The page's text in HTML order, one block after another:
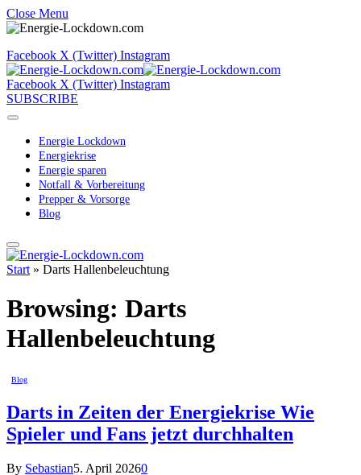
Close Menu
Facebook X (Twitter) Instagram
Facebook X (Twitter) Instagram
SUBSCRIBE
Energie Lockdown
Energiekrise
Energie sparen
Notfall & Vorbereitung
Prepper & Vorsorge
Blog
Start » Darts Hallenbeleuchtung
Browsing: Darts
Hallenbeleuchtung
Blog
Darts in Zeiten der Energiekrise Wie
Spieler und Fans jetzt durchhalten
By Sebastian5. April 20260